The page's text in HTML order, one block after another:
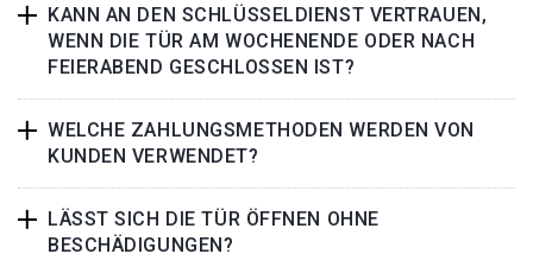
KANN AN DEN SCHLÜSSELDIENST VERTRAUEN,
WENN DIE TÜR AM WOCHENENDE ODER NACH
FEIERABEND GESCHLOSSEN IST?
WELCHE ZAHLUNGSMETHODEN WERDEN VON
KUNDEN VERWENDET?
LÄSST SICH DIE TÜR ÖFFNEN OHNE
BESCHÄDIGUNGEN?